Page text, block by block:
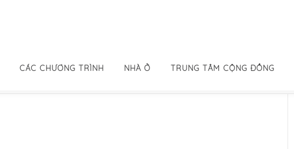
CÁC CHƯƠNG TRÌNH NHÀ Ở TRUNG TÂM CỘNG ĐỒNG